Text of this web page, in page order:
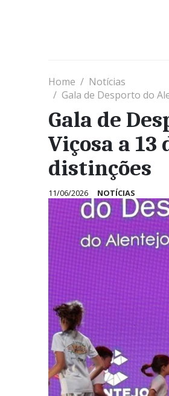
Home
Notícias
Gala de Desporto do
Gala de
Viçosa a 13
distinções
11/06/2026 NOTÍCIAS